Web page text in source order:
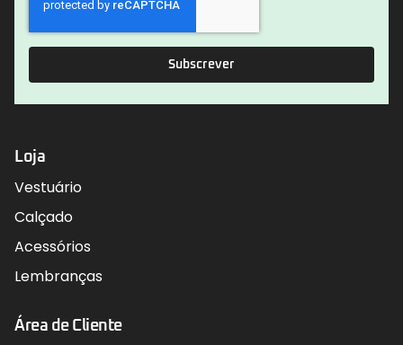
Subscrever
Loja
Vestuário
Calçado
Acessórios
Lembranças
Área de Cliente